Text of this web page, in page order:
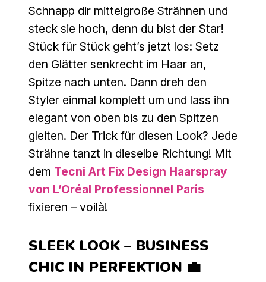
Schnapp dir mittelgroße Strähnen und
steck sie hoch, denn du bist der Star!
Stück für Stück geht’s jetzt los: Setz
den Glätter senkrecht im Haar an,
Spitze nach unten. Dann dreh den
Styler einmal komplett um und lass ihn
elegant von oben bis zu den Spitzen
gleiten. Der Trick für diesen Look? Jede
Strähne tanzt in dieselbe Richtung! Mit
dem Tecni Art Fix Design Haarspray
von L’Oréal Professionnel Paris
fixieren – voilà!
SLEEK LOOK – BUSINESS
CHIC IN PERFEKTION 💼